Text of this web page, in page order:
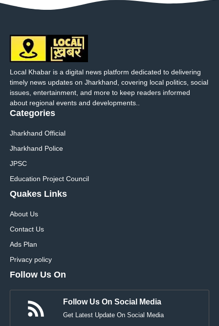
Local Khabar is a digital news platform dedicated to delivering
timely news updates on Jharkhand, covering local politics, social
issues, entertainment, and more to keep readers informed
about regional events and developments..
Categories
Jharkhand Official
Jharkhand Police
JPSC
Education Project Council
Quakes Links
About Us
Contact Us
Ads Plan
Privacy policy
Follow Us On
Follow Us On Social Media
Get Latest Update On Social Media